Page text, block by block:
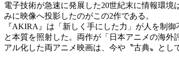
電子技術が急速に発展した20世紀末に情報環
みに映像へ投影したのがこの2作である。
『AKIRA』は「新しく手にした力」が人を制
と本質を照射した。両作が「日本アニメの海
アル化した両アニメ映画は、今や〝古典〟とし